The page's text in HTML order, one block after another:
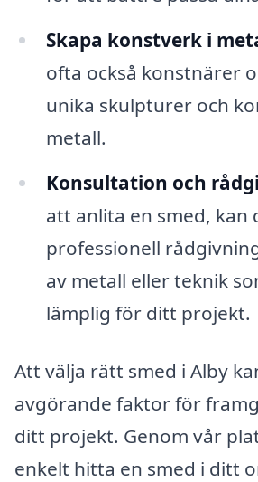
Skapa konstverk i
ofta också konstnärer
unika skulpturer och
metall.
Konsultation och
att anlita en smed, kan
professionell
av metall eller teknik
lämplig för ditt projekt.
Att välja rätt smed i Alby
avgörande faktor för
ditt projekt. Genom vår
enkelt hitta en smed i ditt